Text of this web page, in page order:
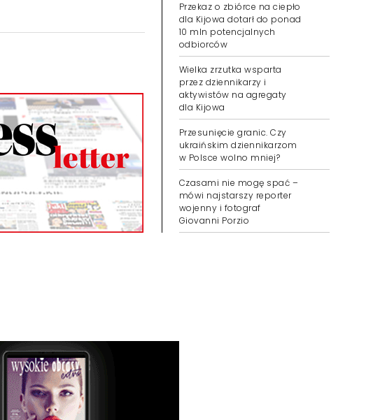
Przekaz o zbiórce na ciepło
dla Kijowa dotarł do ponad
10 mln potencjalnych
odbiorców
Wielka zrzutka wsparta
przez dziennikarzy i
aktywistów na agregaty
dla Kijowa
Przesunięcie granic. Czy
ukraińskim dziennikarzom
w Polsce wolno mniej?
Czasami nie mogę spać –
mówi najstarszy reporter
wojenny i fotograf
Giovanni Porzio